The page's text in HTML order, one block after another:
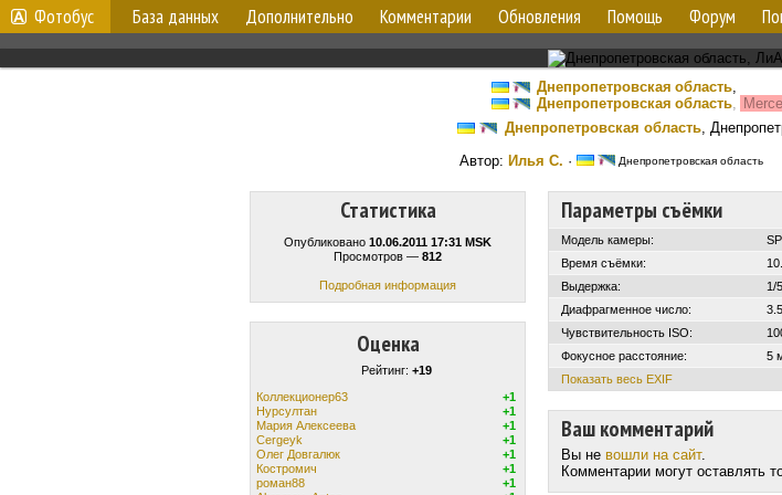
Фотобус База данных Дополнительно Комментарии Обновления Помощь Форум
Днепропетровская область,
Днепропетровская область,
Днепропетровская область,
Автор: Илья С. · Днепропетровская область
Статистика
Опубликовано 10.06.2011 17:31 MSK
Просмотров — 812
Подробная информация
Оценка
Рейтинг: +19
Коллекционер63
+1
Нурсултан
+1
Мария Алексеева
+1
Cergeyk
+1
Олег Довгалюк
+1
Костромич
+1
роман88
+1
Параметры съёмки
Модель камеры:
Время съёмки:
Выдержка:
1/
Диафрагменное число:
3.5
Чувствительность ISO:
Фокусное расстояние:
5
Показать весь EXIF
Ваш комментарий
Вы не вошли на сайт.
Комментарии могут оставлять